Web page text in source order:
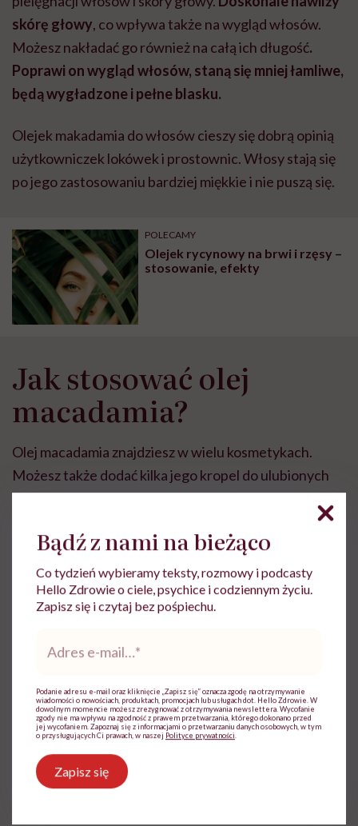
skórę głowy, co wpływa także na wygląd włosów.
Możesz nakładać go również na całą ich długość.
Poprawi on wygląd włosów, staną się mniej łamliwe,
będą wygładzone i pełne blasku.
Olejek makadamia do włosów cieszy się dobrą opinią
użytkowniczek lokówek i prostownic. Włosy stają się
po jego zastosowaniu bardziej miękkie i nie puszą się.
POLECAMY
Olejek rycynowy na brwi i rzęsy –
stosowanie, efekty
Jak stosować olej
macadamia?
Olej macadamia znajdziesz w wielu kosmetykach.
Możesz także dodać kilka jego kropel do ulubionych
produktów – kremów, balsamów, odżywek. Sprawdzi
lekko zwilżoną skórę, doskonale sprawdzi się do
tego hydrolat. Możesz nałożyć go
sprawdzi się również
Jak nakładać olejek na włosy?Nanieś go
równomiernie na całe włosy, pozostaw na około pół
godziny i dokładnie zmyj.
nawet u dzieci, ułatwia bowiem rozczesywanie.
Bądź z nami na bieżąco
Co tydzień wybieramy teksty, rozmowy i podcasty
Hello Zdrowie o ciele, psychice i codziennym życiu.
Zapisz się i czytaj bez pośpiechu.
*
Podanie adresu e-mail oraz kliknięcie „Zapisz się” oznacza zgodę na otrzymywanie
wiadomości o nowościach, produktach, promocjach lub usługach dot. Hello Zdrowie. W
dowolnym momencie możesz zrezygnować z otrzymywania newslettera. Wycofanie
zgody nie ma wpływu na zgodność z prawem przetwarzania, którego dokonano przed
jej wycofaniem. Zapoznaj się z informacjami o przetwarzaniu danych osobowych, w tym
o przysługujących Ci prawach, w naszej Polityce prywatności
Zapisz się